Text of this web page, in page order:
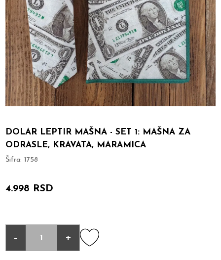
DOLAR LEPTIR MAŠNA - SET 1: MAŠNA ZA
ODRASLE, KRAVATA, MARAMICA
Šifra:1758
4.998 RSD
- +